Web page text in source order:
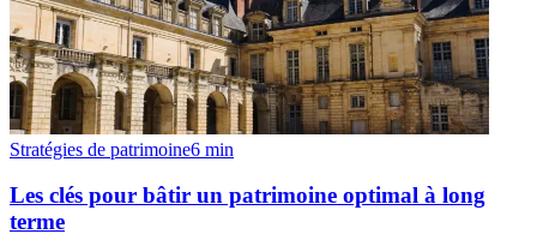
Stratégies de patrimoine6 min
Les clés pour bâtir un patrimoine optimal à long
terme